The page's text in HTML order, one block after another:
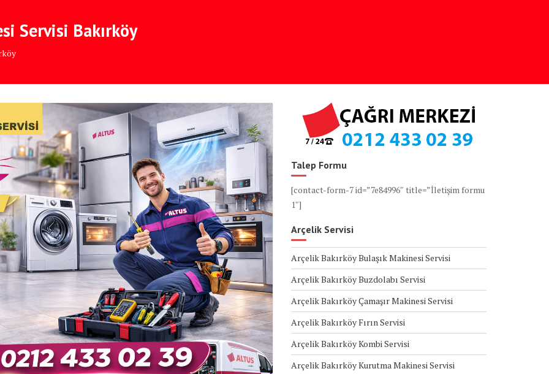
Servisi Bakırköy
Talep Formu
[contact-form-7 id=”7e84996″ title=”İletişim formu
1″]
Arçelik Servisi
Arçelik Bakırköy Bulaşık Makinesi Servisi
Arçelik Bakırköy Buzdolabı Servisi
Arçelik Bakırköy Çamaşır Makinesi Servisi
Arçelik Bakırköy Fırın Servisi
Arçelik Bakırköy Kombi Servisi
Arçelik Bakırköy Kurutma Makinesi Servisi